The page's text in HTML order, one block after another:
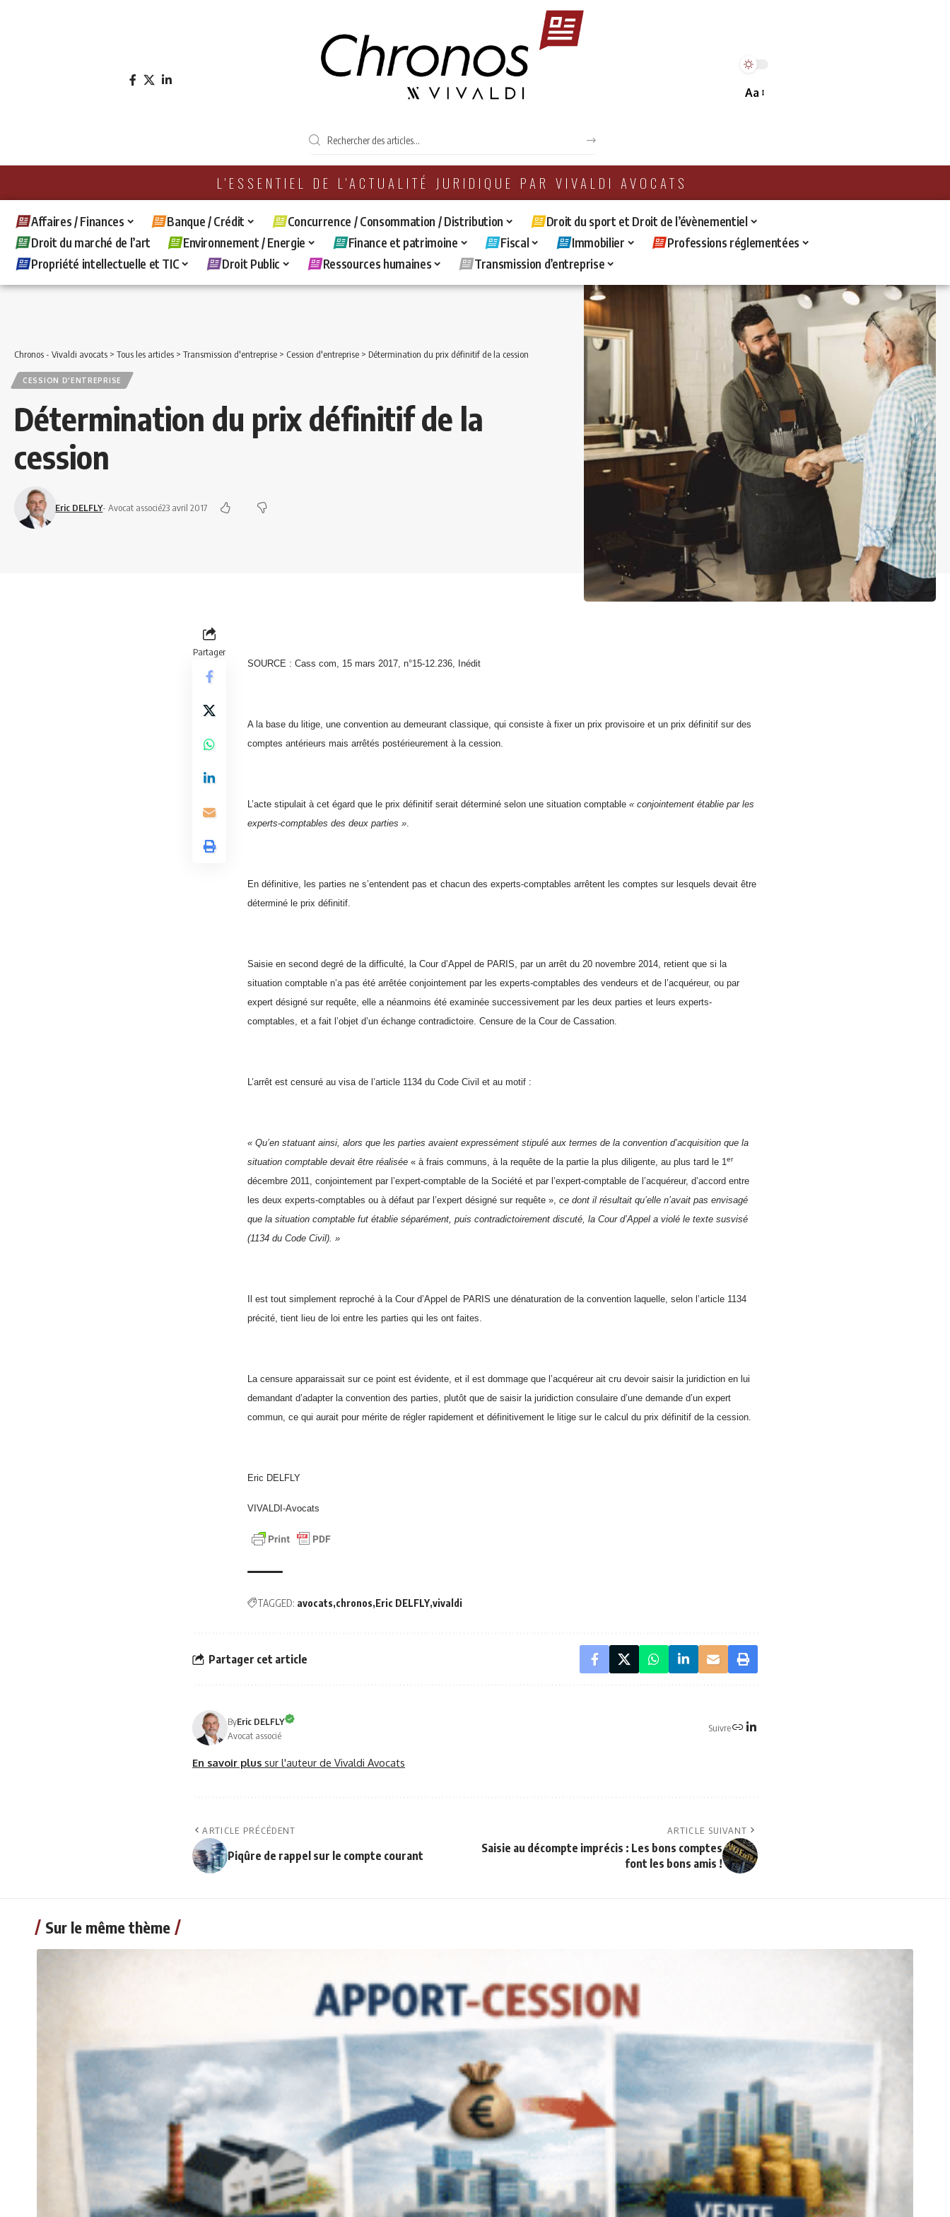
Aa
L'ESSENTIEL DE L'ACTUALITÉ JURIDIQUE PAR VIVALDI AVOCATS
Affaires / Finances Banque / Crédit Concurrence / Consommation / Distribution
Droit du sport et Droit de l’évènementiel
Droit du marché de l’art
Environnement / Energie Finance et patrimoine Fiscal Immobilier
Professions réglementées
Propriété intellectuelle et TIC
Droit Public Ressources humaines Transmission d’entreprise
Chronos - Vivaldi avocats > Tous les articles > Transmission d'entreprise > Cession d'entreprise > Détermination du prix définitif de la cession
CESSION D'ENTREPRISE
Détermination du prix définitif de la
cession
Eric DELFLY- Avocat associé23 avril 2017
Partager
SOURCE : Cass com, 15 mars 2017, n°15-12.236, Inédit
A la base du litige, une convention au demeurant classique, qui consiste à fixer un prix provisoire et un prix définitif sur des
comptes antérieurs mais arrêtés postérieurement à la cession.
L’acte stipulait à cet égard que le prix définitif serait déterminé selon une situation comptable « conjointement établie par les
experts-comptables des deux parties ».
En définitive, les parties ne s’entendent pas et chacun des experts-comptables arrêtent les comptes sur lesquels devait être
déterminé le prix définitif.
Saisie en second degré de la difficulté, la Cour d’Appel de PARIS, par un arrêt du 20 novembre 2014, retient que si la
situation comptable n’a pas été arrêtée conjointement par les experts-comptables des vendeurs et de l’acquéreur, ou par
expert désigné sur requête, elle a néanmoins été examinée successivement par les deux parties et leurs experts-
comptables, et a fait l’objet d’un échange contradictoire. Censure de la Cour de Cassation.
L’arrêt est censuré au visa de l’article 1134 du Code Civil et au motif :
« Qu’en statuant ainsi, alors que les parties avaient expressément stipulé aux termes de la convention d’acquisition que la
situation comptable devait être réalisée « à frais communs, à la requête de la partie la plus diligente, au plus tard le 1er
décembre 2011, conjointement par l’expert-comptable de la Société et par l’expert-comptable de l’acquéreur, d’accord entre
les deux experts-comptables ou à défaut par l’expert désigné sur requête », ce dont il résultait qu’elle n’avait pas envisagé
que la situation comptable fut établie séparément, puis contradictoirement discuté, la Cour d’Appel a violé le texte susvisé
(1134 du Code Civil). »
Il est tout simplement reproché à la Cour d’Appel de PARIS une dénaturation de la convention laquelle, selon l’article 1134
précité, tient lieu de loi entre les parties qui les ont faites.
La censure apparaissait sur ce point est évidente, et il est dommage que l’acquéreur ait cru devoir saisir la juridiction en lui
demandant d’adapter la convention des parties, plutôt que de saisir la juridiction consulaire d’une demande d’un expert
commun, ce qui aurait pour mérite de régler rapidement et définitivement le litige sur le calcul du prix définitif de la cession.
Eric DELFLY
VIVALDI-Avocats
TAGGED: avocats chronos Eric DELFLY vivaldi
Partager cet article
ByEric DELFLY
Avocat associé
Suivre
En savoir plus sur l'auteur de Vivaldi Avocats
ARTICLE PRÉCÉDENT
Piqûre de rappel sur le compte courant
ARTICLE SUIVANT
Saisie au décompte imprécis : Les bons comptes
font les bons amis !
Sur le même thème